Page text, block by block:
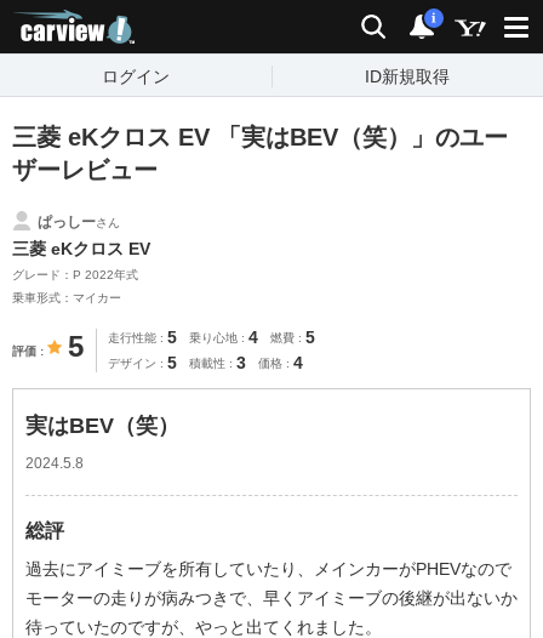
検索 通知
i
ログイン ID新規取得
三菱 eKクロス EV 「実はBEV（笑）」のユー
ザーレビュー
ぱっしーさん
三菱 eKクロス EV
グレード：P 2022年式
乗車形式：マイカー
評価 5 走行性能 5 乗り心地 4 燃費 5
デザイン 5 積載性 3 価格 4
実はBEV（笑）
2024.5.8
総評
過去にアイミーブを所有していたり、メインカーがPHEVなので
モーターの走りが病みつきで、早くアイミーブの後継が出ないか
待っていたのですが、やっと出てくれました。